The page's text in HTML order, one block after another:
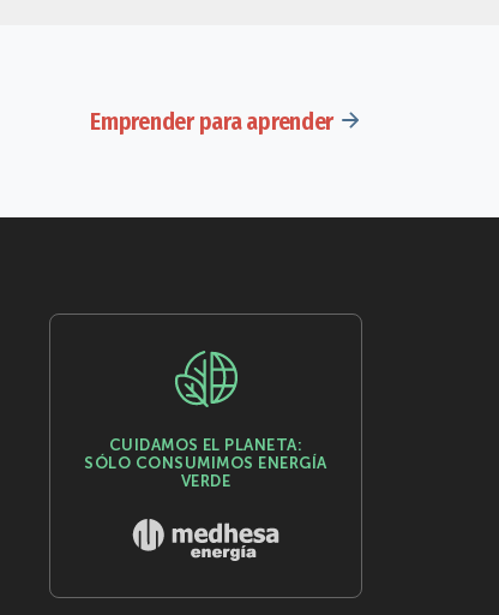
Emprender para aprender
CUIDAMOS EL PLANETA:
SÓLO CONSUMIMOS ENERGÍA
VERDE